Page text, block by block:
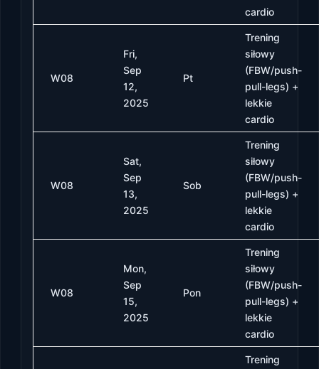
cardio
W08
Fri,
Sep
12,
2025
Pt
Trening
siłowy
(FBW/push-
pull-legs) +
lekkie
cardio
W08
Sat,
Sep
13,
2025
Sob
Trening
siłowy
(FBW/push-
pull-legs) +
lekkie
cardio
W08
Mon,
Sep
15,
2025
Pon
Trening
siłowy
(FBW/push-
pull-legs) +
lekkie
cardio
Trening